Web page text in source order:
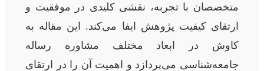
متخصصان با تجربه، نقشی کلیدی در موفقیت و
ارتقای کیفیت پژوهش ایفا می‌کند. این مقاله به
کاوش در ابعاد مختلف مشاوره رساله
جامعه‌شناسی می‌پردازد و اهمیت آن را در ارتقای